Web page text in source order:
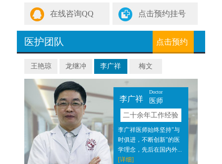
在线咨询QQ 点击预约挂号
医护团队 点击预约
王艳琼 龙继冲 李广祥 梅文
李广祥
Doctor
医师
二十余年工作经验
李广祥医师始终坚持"与
时俱进，不断创新"的医
学理念，先后在国内外...
[详细]